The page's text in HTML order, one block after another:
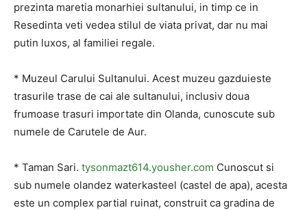
prezinta maretia monarhiei sultanului, in timp ce in
Resedinta veti vedea stilul de viata privat, dar nu mai
putin luxos, al familiei regale.
* Muzeul Carului Sultanului. Acest muzeu gazduieste
trasurile trase de cai ale sultanului, inclusiv doua
frumoase trasuri importate din Olanda, cunoscute sub
numele de Carutele de Aur.
* Taman Sari. tysonmazt614.yousher.com Cunoscut si
sub numele olandez waterkasteel (castel de apa), acesta
este un complex partial ruinat, construit ca gradina de